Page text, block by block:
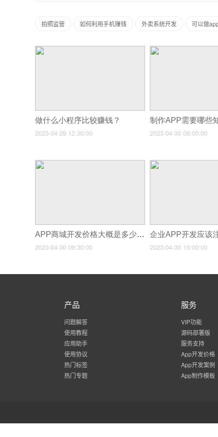
拍照监管 如何利用手机赚钱 外卖系统开发 可以做
做什么小程序比较赚钱？
2023-04-29 12:30:00
制作APP需要哪些
2023-04-30 08:00:00
APP商城开发价格大概是多少？
2023-04-30 09:30:00 2023-04-30 10:00:00
产品
问题解答
使用教程
应用助手
使用协议
热门标签
热门专题
服务
VIP功能
源码部署版
服务支持
App开发价格
App开发案例
App制作模板